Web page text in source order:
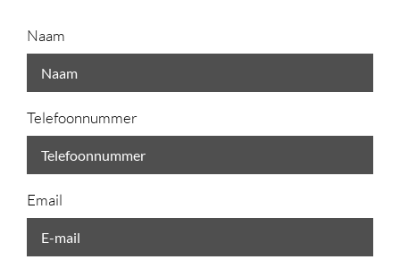
Naam
Telefoonnummer
Email